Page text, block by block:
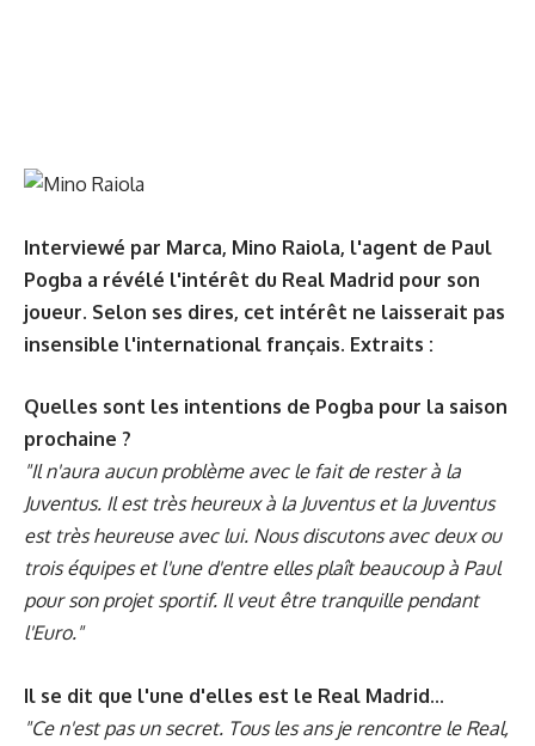
Interviewé par Marca, Mino Raiola, l'agent de Paul
Pogba a révélé l'intérêt du Real Madrid pour son
joueur. Selon ses dires, cet intérêt ne laisserait pas
insensible l'international français. Extraits :
Quelles sont les intentions de Pogba pour la saison
prochaine ?
"Il n'aura aucun problème avec le fait de rester à la
Juventus. Il est très heureux à la Juventus et la Juventus
est très heureuse avec lui. Nous discutons avec deux ou
trois équipes et l'une d'entre elles plaît beaucoup à Paul
pour son projet sportif. Il veut être tranquille pendant
l'Euro."
Il se dit que l'une d'elles est le Real Madrid...
"Ce n'est pas un secret. Tous les ans je rencontre le Real,